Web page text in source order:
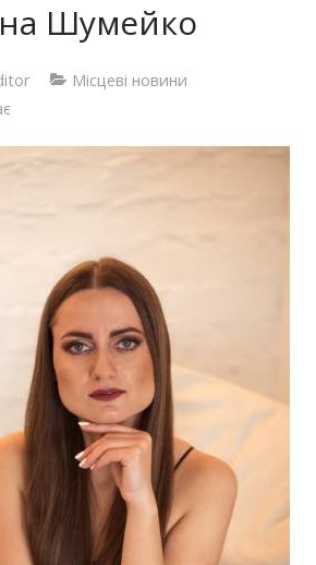
Шумейко
Місцеві новини